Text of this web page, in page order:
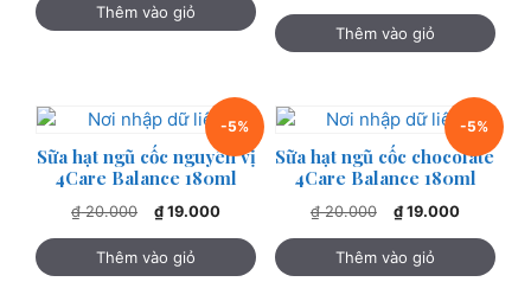
là:
₫ 20.000.là:
₫ 19.000.
Thêm vào giỏ
là:
₫ 20.000.là:
Thêm vào giỏ
-5%
Sữa hạt ngũ cốc nguyên vị
4Care Balance 180ml
₫20.000
Giá
là:
₫ 20.000.
₫ 19.000Giá
là:
Thêm vào giỏ
-5%
Sữa hạt ngũ cốc chocolate
4Care Balance 180ml
₫20.000
Giá
là:
₫ 20.000.
₫19.000Giá
là:
Thêm vào giỏ